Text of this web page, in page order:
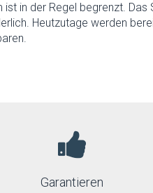
in der Regel begrenzt.
Heutzutage werden
Garantieren